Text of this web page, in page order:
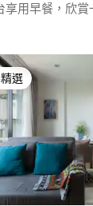
4.83 的平均評
享用早餐，欣賞
選
選